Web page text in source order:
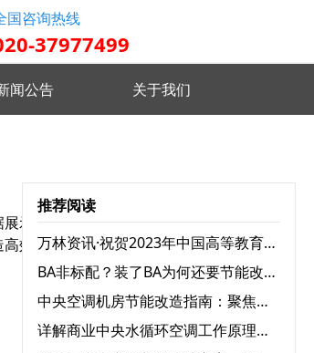
国咨询热线
37977499
护
备状态
闻公告 关于我们
展示方
效的数
推荐阅读
万林资讯·祝贺2023年中国高等教育学会档案工作分会与广东省高校档案工作协会学术年会圆满召开
BA非标配？装了BA为何还要节能改造？
中央空调机房节能改造指南：聚焦三大耗电设备，实现能效跃升
详解商业中央水循环空调工作原理：为何舒适又高效？